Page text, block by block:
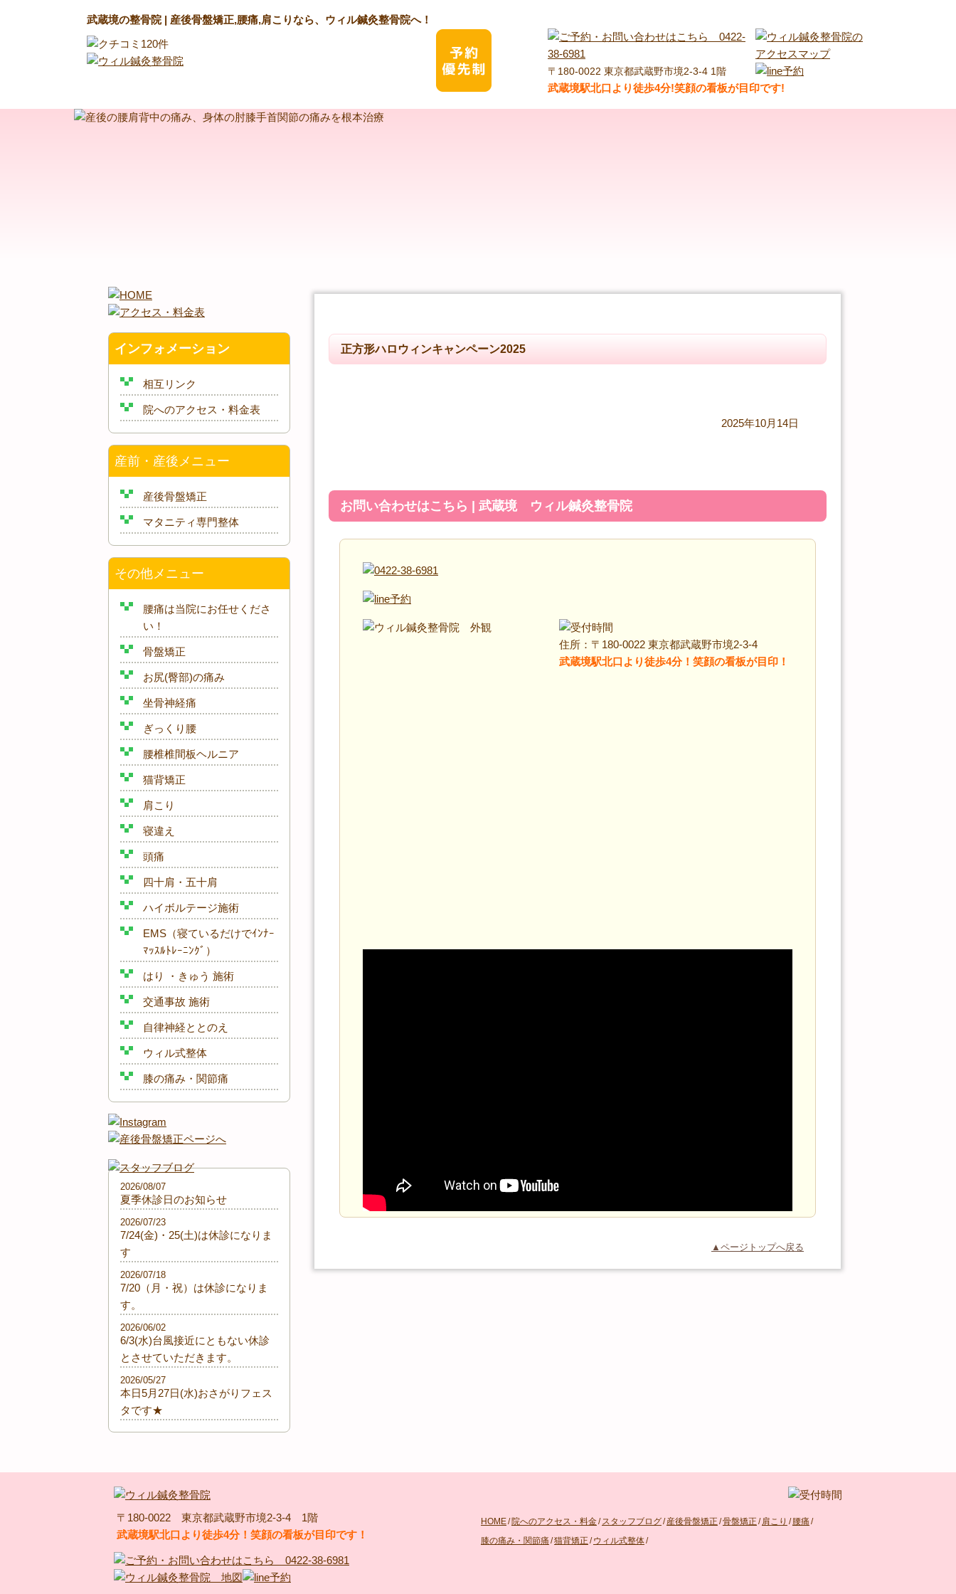
武蔵境の整骨院 | 産後骨盤矯正,腰痛,肩こりなら、ウィル鍼灸整骨院へ！
〒180-0022 東京都武蔵野市境2-3-4 1階
武蔵境駅北口より徒歩4分!笑顔の看板が目印です!
正方形ハロウィンキャンペーン2025
2025年10月14日
お問い合わせはこちら | 武蔵境 ウィル鍼灸整骨院
住所：〒180-0022 東京都武蔵野市境2-3-4
武蔵境駅北口より徒歩4分！笑顔の看板が目印！
▲ページトップへ戻る
インフォメーション
相互リンク
院へのアクセス・料金表
産前・産後メニュー
産後骨盤矯正
マタニティ専門整体
その他メニュー
腰痛は当院にお任せくださ
い！
骨盤矯正
お尻(臀部)の痛み
坐骨神経痛
ぎっくり腰
腰椎椎間板ヘルニア
猫背矯正
肩こり
寝違え
頭痛
四十肩・五十肩
ハイボルテージ施術
EMS（寝ているだけでｲﾝﾅｰ
ﾏｯｽﾙﾄﾚｰﾆﾝｸﾞ）
はり ・きゅう 施術
交通事故 施術
自律神経ととのえ
ウィル式整体
膝の痛み・関節痛
夏季休診日のお知らせ
2026/08/07
7/24(金)・25(土)は休診になりま
す
2026/07/23
7/20（月・祝）は休診になりま
す。
2026/07/18
6/3(水)台風接近にともない休診
とさせていただきます。
2026/06/02
本日5月27日(水)おさがりフェス
タです★
2026/05/27
〒180-0022 東京都武蔵野市境2-3-4 1階
武蔵境駅北口より徒歩4分！笑顔の看板が目印です！
HOME/ 院へのアクセス・料金/ スタッフブログ/ 産後骨盤矯正 /骨盤矯正 / 肩こり / 腰痛 /
膝の痛み・関節痛 /猫背矯正 / ウィル式整体/